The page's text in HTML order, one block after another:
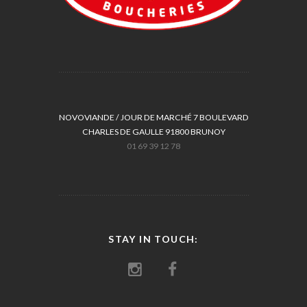
NOVOVIANDE / JOUR DE MARCHÉ 7 BOULEVARD
CHARLES DE GAULLE 91800 BRUNOY
01 69 39 12 78
STAY IN TOUCH: